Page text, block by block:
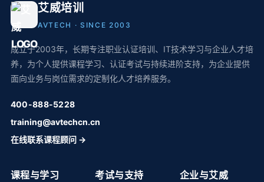
艾威培训
AVTECH · SINCE 2003
成立于2003年，长期专注职业认证培训、IT技术学习与企业人才培
养，为个人提供课程学习、认证考试与持续进阶支持，为企业提供
面向业务与岗位需求的定制化人才培养服务。
400-888-5228
training@avtechcn.cn
在线联系课程顾问 →
课程与学习 考试与支持 企业与艾威